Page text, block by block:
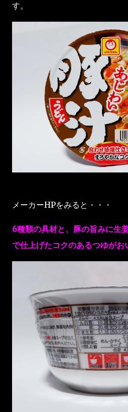
す。
メーカーHPをみると・・・
6種類の具材と、豚の旨みに生
で仕上げたコクのあるつゆがお